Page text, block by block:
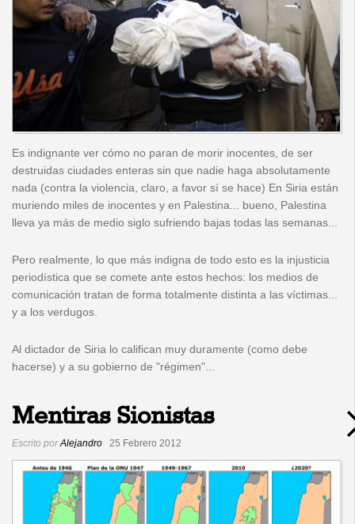
Es indignante ver cómo no paran de morir inocentes, de ser
destruidas ciudades enteras sin que nadie haga absolutamente
nada (contra la violencia, claro, a favor sí se hace) En Siria están
muriendo miles de inocentes y en Palestina... bueno, Palestina
lleva ya más de medio siglo sufriendo bajas todas las semanas...
Pero realmente, lo que más indigna de todo esto es la injusticia
periodística que se comete ante estos hechos: los medios de
comunicación tratan de forma totalmente distinta a las víctimas...
y a los verdugos.
Al dictador de Siria lo califican muy duramente (como debe
hacerse) y a su gobierno de "régimen"...
Mentiras Sionistas
Escrito porAlejandro 25 Febrero 2012